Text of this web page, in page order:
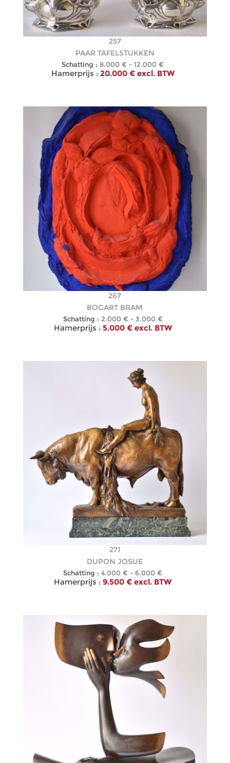
257
PAAR TAFELSTUKKEN
Schatting : 8.000 € - 12.000 €
Hamerprijs : 20.000 € excl. BTW
267
BOGART BRAM
Schatting : 2.000 € - 3.000 €
Hamerprijs : 5.000 € excl. BTW
271
DUPON JOSUE
Schatting : 4.000 € - 6.000 €
Hamerprijs : 9.500 € excl. BTW